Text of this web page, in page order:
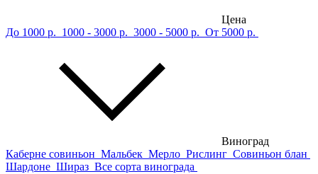
Цена
До 1000 р. 1000 - 3000 р. 3000 - 5000 р. От 5000 р.
Виноград
Каберне совиньон Мальбек Мерло Рислинг Совиньон блан
Шардоне Шираз Все сорта винограда